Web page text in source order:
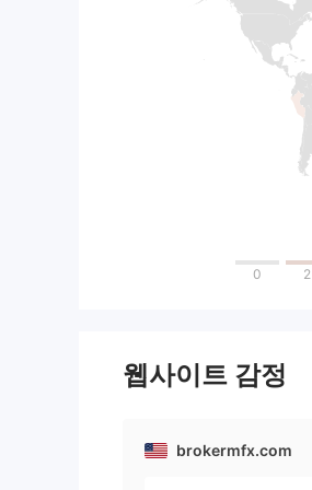
0 2
웹사이트 감정
brokermfx.com